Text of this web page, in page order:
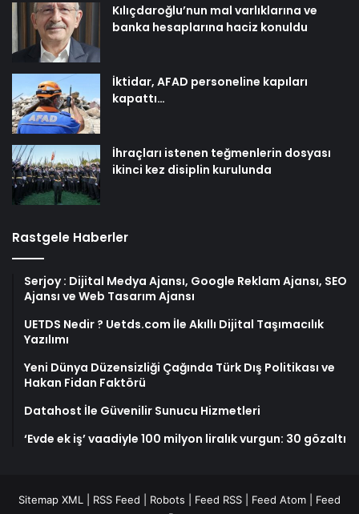
Kılıçdaroğlu’nun mal varlıklarına ve
banka hesaplarına haciz konuldu
İktidar, AFAD personeline kapıları
kapattı…
İhraçları istenen teğmenlerin dosyası
ikinci kez disiplin kurulunda
Rastgele Haberler
Serjoy : Dijital Medya Ajansı, Google Reklam Ajansı, SEO
Ajansı ve Web Tasarım Ajansı
UETDS Nedir ? Uetds.com İle Akıllı Dijital Taşımacılık
Yazılımı
Yeni Dünya Düzensizliği Çağında Türk Dış Politikası ve
Hakan Fidan Faktörü
Datahost İle Güvenilir Sunucu Hizmetleri
‘Evde ek iş’ vaadiyle 100 milyon liralık vurgun: 30 gözaltı
Sitemap XML RSS Feed Robots Feed RSS Feed Atom
Feed